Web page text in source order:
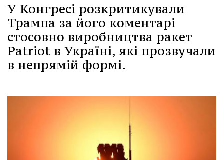
У Конгресі розкритикували
Трампа за його коментарі
стосовно виробництва ракет
Patriot в Україні, які прозвучали
в непрямій формі.